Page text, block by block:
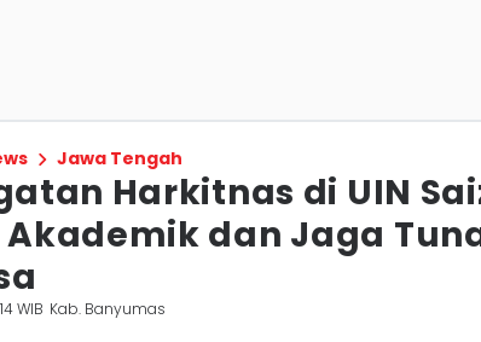
Jawa Tengah
Harkitnas di UIN
dan Jaga
WIB Kab. Banyumas